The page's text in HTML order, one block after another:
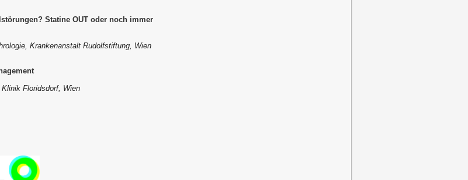
Statine OUT oder noch immer
Krankenanstalt Rudolfstiftung, Wien
Floridsdorf, Wien